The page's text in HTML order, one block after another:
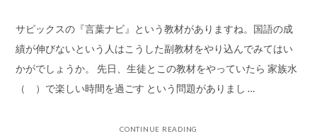
サピックスの『言葉ナビ』という教材がありますね。国語の成
績が伸びないという人はこうした副教材をやり込んでみてはい
かがでしょうか。 先日、生徒とこの教材をやっていたら 家族水
（ ）で楽しい時間を過ごす という問題がありまし …
CONTINUE READING